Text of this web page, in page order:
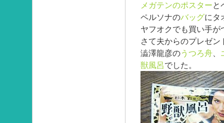
メガテンのポスターと
ペルソナのバッグにタ
ヤフオクでも買い手
さて夫からのプレゼン
澁澤龍彦のうつろ舟
獣風呂でした。